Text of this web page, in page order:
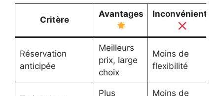
Critère
Avantages Inconvénients
Réservation
anticipée
Meilleurs
prix, large
choix
Moins de
flexibilité
Plus
Moins de